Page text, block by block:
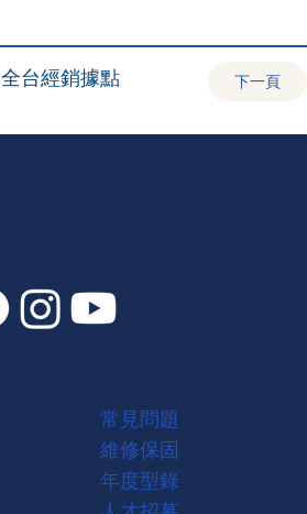
全台經銷據點 下一頁
常見問題
維修保固
年度型錄